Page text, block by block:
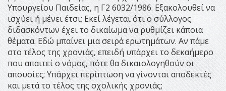
Υπουργείου Παιδείας, η Γ2 6032/1986. Εξακολουθεί να
ισχύει ή μένει έτσι; Εκεί λέγεται ότι ο σύλλογος
διδασκόντων έχει το δικαίωμα να ρυθμίζει κάποια
θέματα. Εδώ μπαίνει μια σειρά ερωτημάτων. Αν πάμε
στο τέλος της χρονιάς, επειδή υπάρχει το δεκαήμερο
που απαιτεί ο νόμος, πότε θα δικαιολογηθούν οι
απουσίες; Υπάρχει περίπτωση να γίνονται αποδεκτές
και μετά το τέλος της σχολικής χρονιάς;